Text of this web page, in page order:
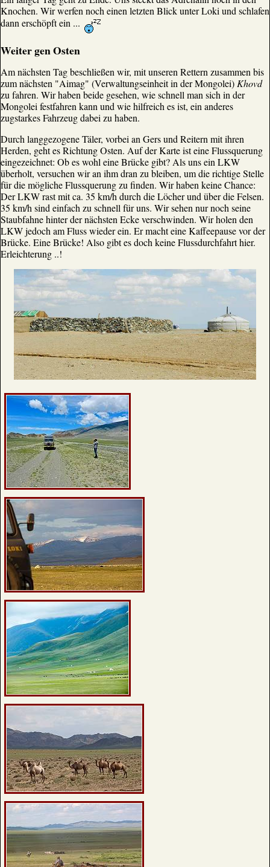
Knochen. Wir werfen noch einen letzten Blick unter Loki und schlafen
dann erschöpft ein ...
Weiter gen Osten
Am nächsten Tag beschließen wir, mit unseren Rettern zusammen bis
zum nächsten "Aimag" (Verwaltungseinheit in der Mongolei) Khovd
zu fahren. Wir haben beide gesehen, wie schnell man sich in der
Mongolei festfahren kann und wie hilfreich es ist, ein anderes
zugstarkes Fahrzeug dabei zu haben.
Durch langgezogene Täler, vorbei an Gers und Reitern mit ihren
Herden, geht es Richtung Osten. Auf der Karte ist eine Flussquerung
eingezeichnet: Ob es wohl eine Brücke gibt? Als uns ein LKW
überholt, versuchen wir an ihm dran zu bleiben, um die richtige Stelle
für die mögliche Flussquerung zu finden. Wir haben keine Chance:
Der LKW rast mit ca. 35 km/h durch die Löcher und über die Felsen.
35 km/h sind einfach zu schnell für uns. Wir sehen nur noch seine
Staubfahne hinter der nächsten Ecke verschwinden. Wir holen den
LKW jedoch am Fluss wieder ein. Er macht eine Kaffeepause vor der
Brücke. Eine Brücke! Also gibt es doch keine Flussdurchfahrt hier.
Erleichterung ..!